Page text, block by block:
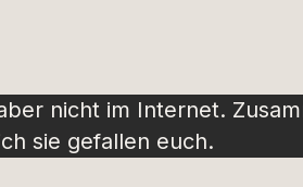
nicht im Internet.
sie gefallen euch.